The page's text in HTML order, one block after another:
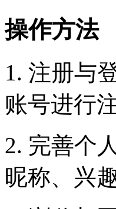
操作方法
1. 注册与
账号进行
2. 完善个
昵称、兴